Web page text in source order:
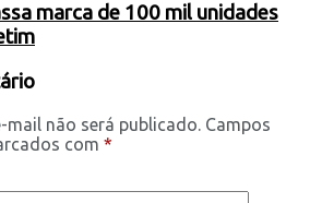
marca de 100 mil unidades
mail não será publicado. Campos
com *